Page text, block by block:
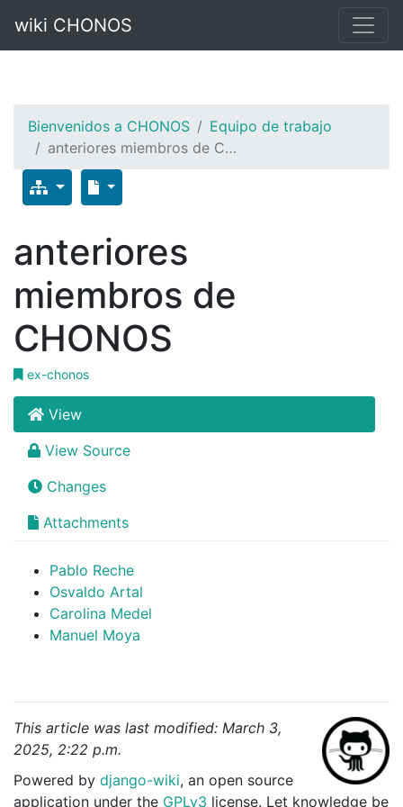
wiki CHONOS
Bienvenidos a CHONOS
Equipo de trabajo
anteriores miembros de C…
anteriores
miembros de
CHONOS
ex-chonos
View
View Source
Changes
Attachments
Pablo Reche
Osvaldo Artal
Carolina Medel
Manuel Moya
This article was last modified: March 3,
2025, 2:22 p.m.
Powered by django-wiki, an open source
application under the GPLv3 license. Let knowledge be